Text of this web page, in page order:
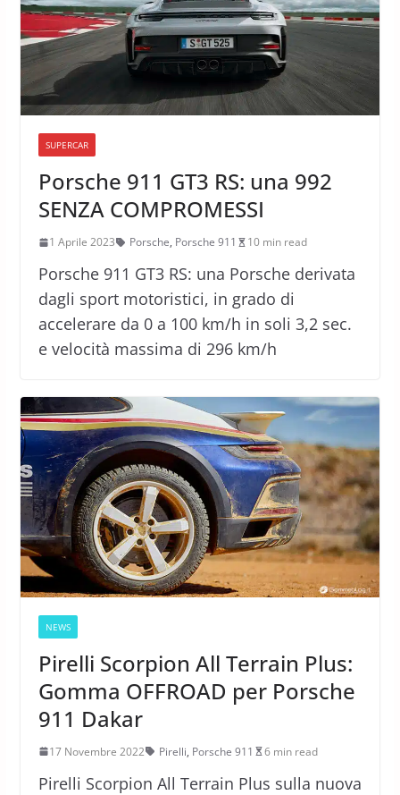
SUPERCAR
Porsche 911 GT3 RS: una 992
SENZA COMPROMESSI
1 Aprile 2023 Porsche, Porsche 911 10 min read
Porsche 911 GT3 RS: una Porsche derivata
dagli sport motoristici, in grado di
accelerare da 0 a 100 km/h in soli 3,2 sec.
e velocità massima di 296 km/h
NEWS
Pirelli Scorpion All Terrain Plus:
Gomma OFFROAD per Porsche
911 Dakar
17 Novembre 2022 Pirelli, Porsche 911 6 min read
Pirelli Scorpion All Terrain Plus sulla nuova